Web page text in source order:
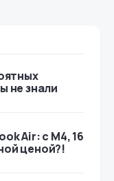
не знали
Air: с M4, 16
ценой?!